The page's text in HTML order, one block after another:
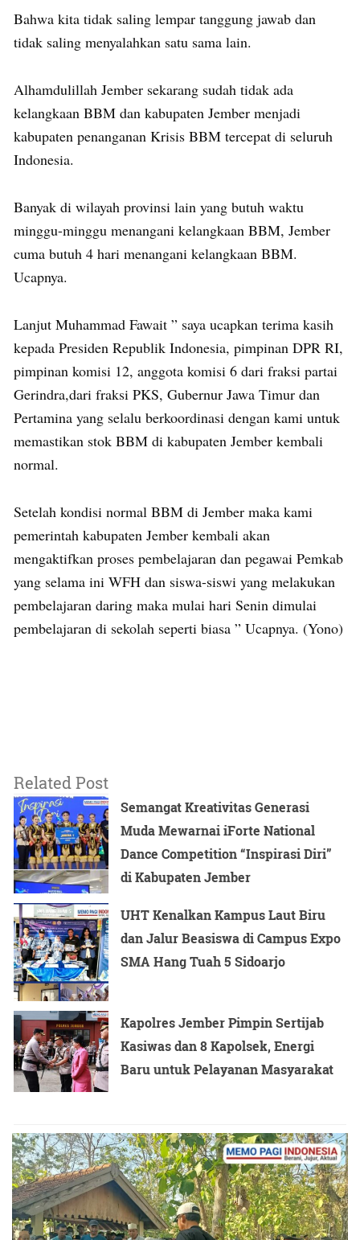
Bahwa kita tidak saling lempar tanggung jawab dan
tidak saling menyalahkan satu sama lain.
Alhamdulillah Jember sekarang sudah tidak ada
kelangkaan BBM dan kabupaten Jember menjadi
kabupaten penanganan Krisis BBM tercepat di seluruh
Indonesia.
Banyak di wilayah provinsi lain yang butuh waktu
minggu-minggu menangani kelangkaan BBM, Jember
cuma butuh 4 hari menangani kelangkaan BBM.
Ucapnya.
Lanjut Muhammad Fawait ” saya ucapkan terima kasih
kepada Presiden Republik Indonesia, pimpinan DPR RI,
pimpinan komisi 12, anggota komisi 6 dari fraksi partai
Gerindra,dari fraksi PKS, Gubernur Jawa Timur dan
Pertamina yang selalu berkoordinasi dengan kami untuk
memastikan stok BBM di kabupaten Jember kembali
normal.
Setelah kondisi normal BBM di Jember maka kami
pemerintah kabupaten Jember kembali akan
mengaktifkan proses pembelajaran dan pegawai Pemkab
yang selama ini WFH dan siswa-siswi yang melakukan
pembelajaran daring maka mulai hari Senin dimulai
pembelajaran di sekolah seperti biasa ” Ucapnya. (Yono)
Related Post
Semangat Kreativitas Generasi
Muda Mewarnai iForte National
Dance Competition “Inspirasi Diri”
di Kabupaten Jember
UHT Kenalkan Kampus Laut Biru
dan Jalur Beasiswa di Campus Expo
SMA Hang Tuah 5 Sidoarjo
Kapolres Jember Pimpin Sertijab
Kasiwas dan 8 Kapolsek, Energi
Baru untuk Pelayanan Masyarakat